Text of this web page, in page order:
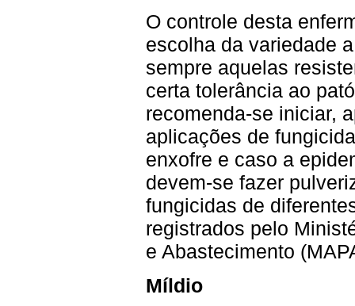
O controle desta
escolha da variedade
sempre aquelas
certa tolerância ao
recomenda-se iniciar,
aplicações de
enxofre e caso a
devem-se fazer
fungicidas de
registrados pelo
e Abastecimento
Míldio